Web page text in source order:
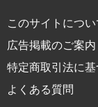
このサイトについ
広告掲載のご案内
特定商取引法に
よくある質問